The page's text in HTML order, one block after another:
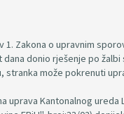
1. Zakona o upravnim
donio rješenje po
stranka može pokrenuti
uprava Kantonalnog ureda